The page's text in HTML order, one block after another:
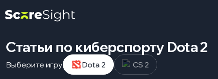
Статьи по киберспорту Dota 2
Выберите игру Dota 2 CS 2